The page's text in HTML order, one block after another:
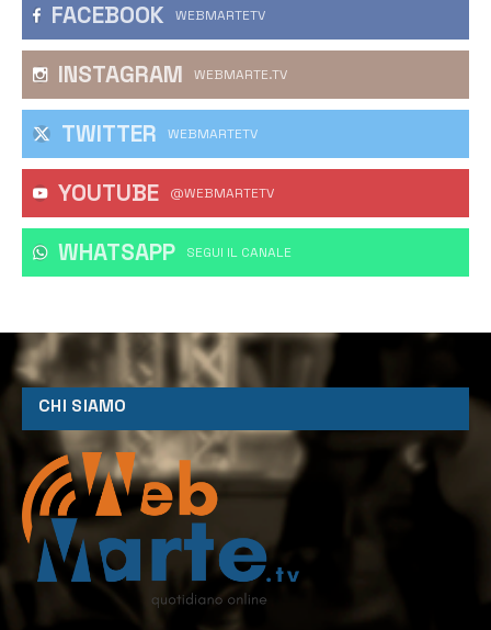
FACEBOOK WEBMARTETV
INSTAGRAM WEBMARTE.TV
TWITTER WEBMARTETV
YOUTUBE @WEBMARTETV
WHATSAPP ‎SEGUI IL CANALE
CHI SIAMO